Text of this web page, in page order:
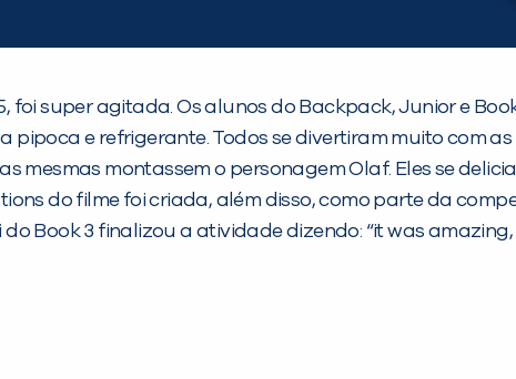
foi super agitada. Os alunos do Backpack, Junior e
pipoca e refrigerante. Todos se divertiram muito com
mesmas montassem o personagem Olaf. Eles se
do filme foi criada, além disso, como parte da
Book 3 finalizou a atividade dizendo: “it was amazing,